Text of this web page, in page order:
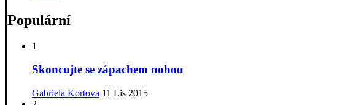
Populární
1
Skoncujte se zápachem nohou
Gabriela Kortova 11 Lis 2015